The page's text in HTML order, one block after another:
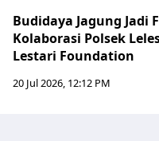
Budidaya Jagung Jadi
Kolaborasi Polsek
Lestari Foundation
20 Jul 2026, 12:12 PM